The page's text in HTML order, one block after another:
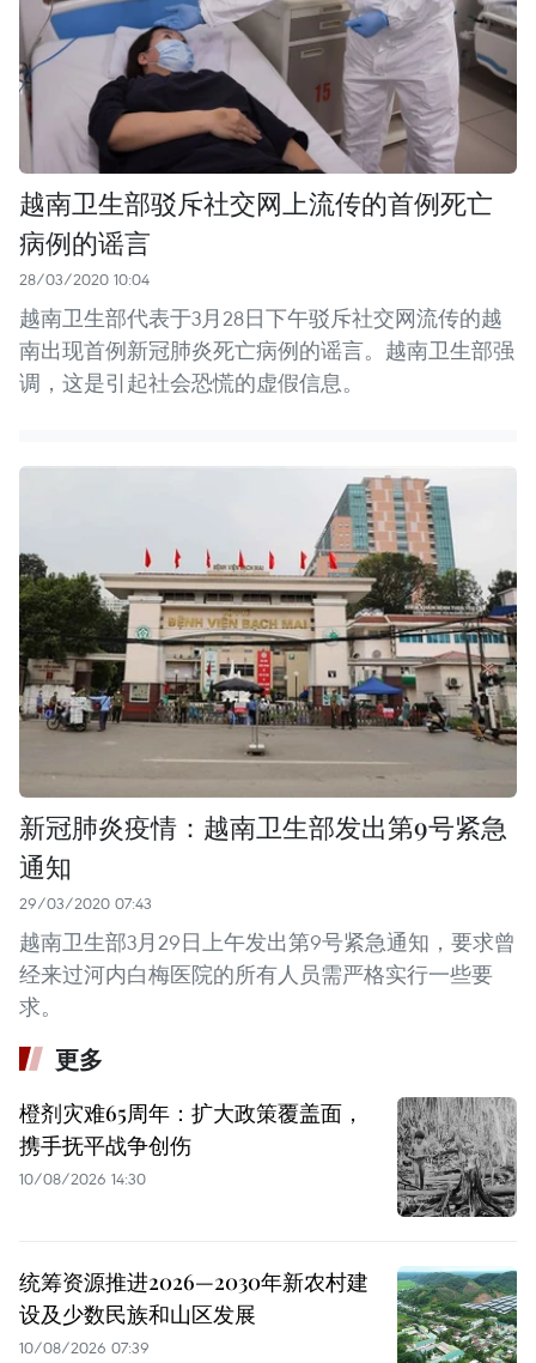
越南卫生部驳斥社交网上流传的首例死亡
病例的谣言
28/03/2020 10:04
越南卫生部代表于3月28日下午驳斥社交网流传的越
南出现首例新冠肺炎死亡病例的谣言。越南卫生部强
调，这是引起社会恐慌的虚假信息。
新冠肺炎疫情：越南卫生部发出第9号紧急
通知
29/03/2020 07:43
越南卫生部3月29日上午发出第9号紧急通知，要求曾
经来过河内白梅医院的所有人员需严格实行一些要
求。
更多
橙剂灾难65周年：扩大政策覆盖面，
携手抚平战争创伤
10/08/2026 14:30
统筹资源推进2026—2030年新农村建
设及少数民族和山区发展
10/08/2026 07:39